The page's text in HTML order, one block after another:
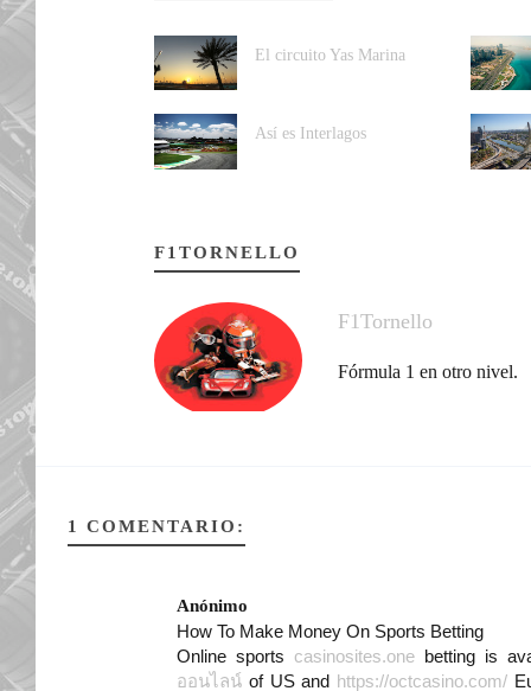
El circuito Yas Marina
Así es Interlagos
F1TORNELLO
F1Tornello
Fórmula 1 en otro nivel.
1 COMENTARIO:
Anónimo
How To Make Money On Sports Betting
Online sports casinosites.one betting is
ออนไลน์of US and https://octcasino.com/